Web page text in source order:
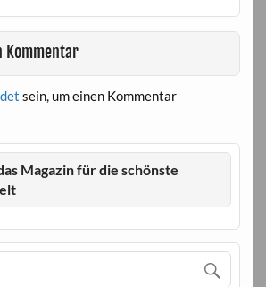
Kommentar
sein, um einen Kommentar
Magazin für die schönste